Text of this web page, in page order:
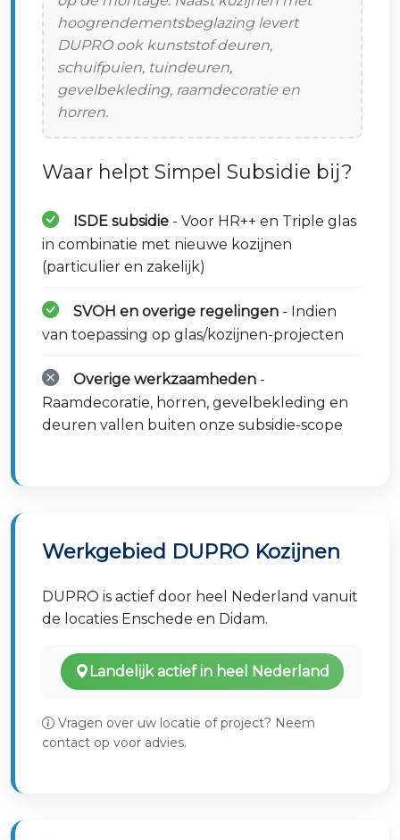
hoogrendementsbeglazing levert
DUPRO ook kunststof deuren,
schuifpuien, tuindeuren,
gevelbekleding, raamdecoratie en
horren.
Waar helpt Simpel Subsidie bij?
ISDE subsidie - Voor HR++ en Triple glas
in combinatie met nieuwe kozijnen
(particulier en zakelijk)
SVOH en overige regelingen - Indien
van toepassing op glas/kozijnen-projecten
Overige werkzaamheden -
Raamdecoratie, horren, gevelbekleding en
deuren vallen buiten onze subsidie-scope
Werkgebied DUPRO Kozijnen
DUPRO is actief door heel Nederland vanuit
de locaties Enschede en Didam.
Landelijk actief in heel Nederland
Vragen over uw locatie of project? Neem
contact op voor advies.